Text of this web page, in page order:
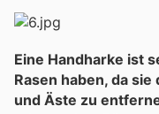
Eine Handharke ist
Rasen haben, da
und Äste zu